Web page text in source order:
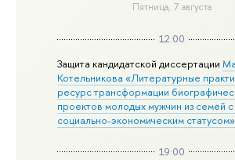
Пятница, 7 августа
12:00
Защита кандидатской диссертации
Котельникова «Литературные
ресурс трансформации
проектов молодых мужчин из семей с
социально-экономическим статусом»
19:00